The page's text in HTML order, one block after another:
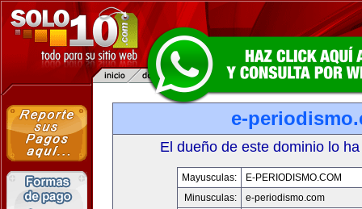
e-
El dueño de este dominio lo
Mayusculas:
E-PERIODISMO.COM
Minusculas:
e-periodismo.com